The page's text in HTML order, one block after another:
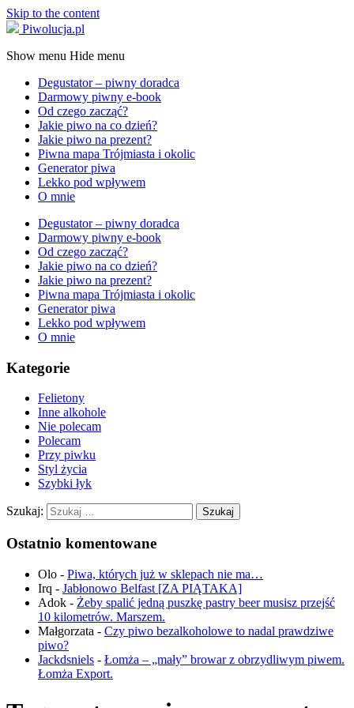
Skip to the content
Piwolucja.pl
Show menu Hide menu
Degustator – piwny doradca
Darmowy piwny e-book
Od czego zacząć?
Jakie piwo na co dzień?
Jakie piwo na prezent?
Piwna mapa Trójmiasta i okolic
Generator piwa
Lekko pod wpływem
O mnie
Degustator – piwny doradca
Darmowy piwny e-book
Od czego zacząć?
Jakie piwo na co dzień?
Jakie piwo na prezent?
Piwna mapa Trójmiasta i okolic
Generator piwa
Lekko pod wpływem
O mnie
Kategorie
Felietony
Inne alkohole
Nie polecam
Polecam
Przy piwku
Styl życia
Szybki łyk
Szukaj:
Ostatnio komentowane
Olo - Piwa, których już w sklepach nie ma…
Irq - Jabłonowo Belfast [ZA PIĄTAKA]
Adok - Żeby spalić jedną puszkę pastry beer musisz przejść
10 kilometrów. Marszem.
Małgorzata - Czy piwo bezalkoholowe to nadal prawdziwe
piwo?
Jackdsniels - Łomża – „mały” browar z obrzydliwym piwem.
Łomża Export.